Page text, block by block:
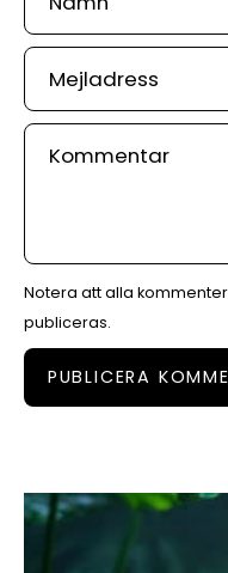
Mejladress
Kommentar
Notera att alla
publiceras.
PUBLICERA